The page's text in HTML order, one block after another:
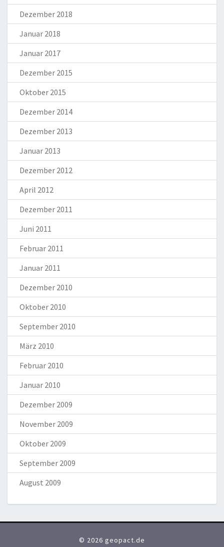
Dezember 2018
Januar 2018
Januar 2017
Dezember 2015
Oktober 2015
Dezember 2014
Dezember 2013
Januar 2013
Dezember 2012
April 2012
Dezember 2011
Juni 2011
Februar 2011
Januar 2011
Dezember 2010
Oktober 2010
September 2010
März 2010
Februar 2010
Januar 2010
Dezember 2009
November 2009
Oktober 2009
September 2009
August 2009
© 2026 geopact.de